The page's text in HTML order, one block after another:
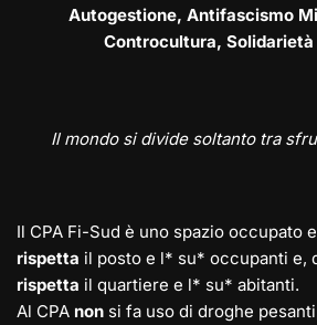
Autogestione, Antifascismo
Controcultura, Solidarietà
Il mondo si divide soltanto tra
Il CPA Fi-Sud è uno spazio occupato
rispetta il posto e l* su* occupanti e,
rispetta il quartiere e l* su* abitanti.
Al CPA non si fa uso di droghe